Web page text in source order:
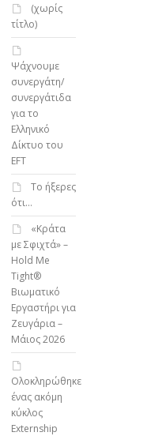
(χωρίς
τίτλο)
Ψάχνουμε
συνεργάτη/
συνεργάτιδα
για το
Ελληνικό
Δίκτυο του
EFT
To ήξερες
ότι…
«Κράτα
με Σφιχτά» –
Hold Me
Tight®
Βιωματικό
Εργαστήρι για
Ζευγάρια –
Μάιος 2026
Ολοκληρώθηκε
ένας ακόμη
κύκλος
Externship